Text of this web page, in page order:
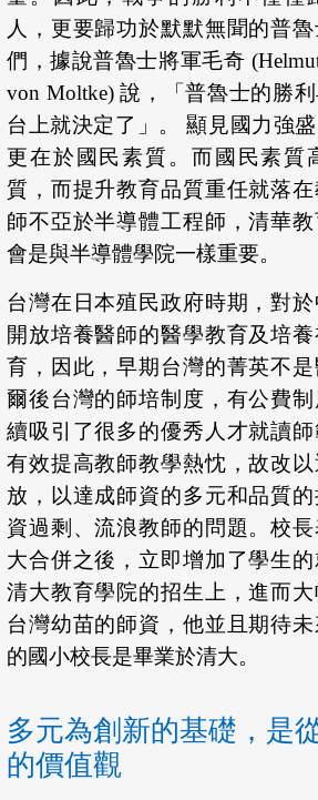
人，更要歸功於默默無聞的普
們，據說普魯士將軍毛奇
von Moltke) 說，「普魯士的勝
台上就決定了」。 顯見國力強
更在於國民素質。而國民素質
質，而提升教育品質重任就落
師不亞於半導體工程師，清華
會是與半導體學院一樣重要。
台灣在日本殖民政府時期，對
開放培養醫師的醫學教育及培
育，因此，早期台灣的菁英不是
爾後台灣的師培制度，有公費
續吸引了很多的優秀人才就讀
有效提高教師教學熱忱，故改
放，以達成師資的多元和品質
資過剩、流浪教師的問題。校
大合併之後，立即增加了學生
清大教育學院的招生上，進而
台灣幼苗的師資，他並且期待
的國小校長是畢業於清大。
多元為創新的基礎，是
的價值觀